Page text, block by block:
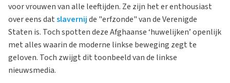
voor vrouwen van alle leeftijden. Ze zijn het er enthousiast
over eens datslavernijde "erfzonde" van de Verenigde
Staten is. Toch spotten deze Afghaanse ‘huwelijken’ openlijk
met alles waarin de moderne linkse beweging zegt te
geloven. Toch zwijgt dit toonbeeld van de linkse
nieuwsmedia.